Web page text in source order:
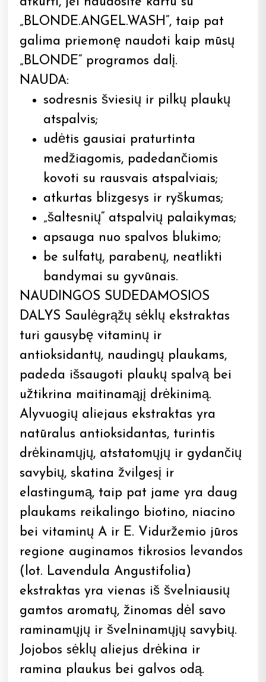
„BLONDE.ANGEL.WASH“, taip pat
galima priemonę naudoti kaip mūsų
„BLONDE“ programos dalį.
NAUDA:
sodresnis šviesių ir pilkų plaukų
atspalvis;
udėtis gausiai praturtinta
medžiagomis, padedančiomis
kovoti su rausvais atspalviais;
atkurtas blizgesys ir ryškumas;
„šaltesnių“ atspalvių palaikymas;
apsauga nuo spalvos blukimo;
be sulfatų, parabenų, neatlikti
bandymai su gyvūnais.
NAUDINGOS SUDEDAMOSIOS
DALYS Saulėgrąžų sėklų ekstraktas
turi gausybę vitaminų ir
antioksidantų, naudingų plaukams,
padeda išsaugoti plaukų spalvą bei
užtikrina maitinamąjį drėkinimą.
Alyvuogių aliejaus ekstraktas yra
natūralus antioksidantas, turintis
drėkinamųjų, atstatomųjų ir gydančių
savybių, skatina žvilgesį ir
elastingumą, taip pat jame yra daug
plaukams reikalingo biotino, niacino
bei vitaminų A ir E. Viduržemio jūros
regione auginamos tikrosios levandos
(lot. Lavendula Angustifolia)
ekstraktas yra vienas iš švelniausių
gamtos aromatų, žinomas dėl savo
raminamųjų ir švelninamųjų savybių.
Jojobos sėklų aliejus drėkina ir
ramina plaukus bei galvos odą.